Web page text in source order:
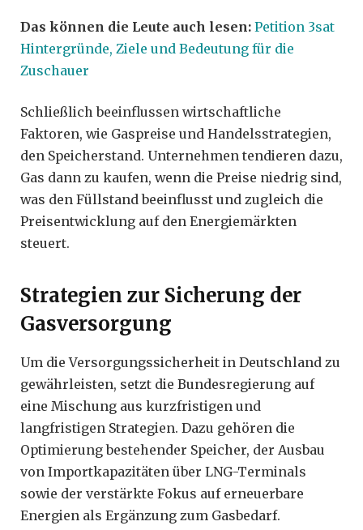
Das können die Leute auch lesen: Petition 3sat
Hintergründe, Ziele und Bedeutung für die
Zuschauer
Schließlich beeinflussen wirtschaftliche
Faktoren, wie Gaspreise und Handelsstrategien,
den Speicherstand. Unternehmen tendieren dazu,
Gas dann zu kaufen, wenn die Preise niedrig sind,
was den Füllstand beeinflusst und zugleich die
Preisentwicklung auf den Energiemärkten
steuert.
Strategien zur Sicherung der
Gasversorgung
Um die Versorgungssicherheit in Deutschland zu
gewährleisten, setzt die Bundesregierung auf
eine Mischung aus kurzfristigen und
langfristigen Strategien. Dazu gehören die
Optimierung bestehender Speicher, der Ausbau
von Importkapazitäten über LNG-Terminals
sowie der verstärkte Fokus auf erneuerbare
Energien als Ergänzung zum Gasbedarf.